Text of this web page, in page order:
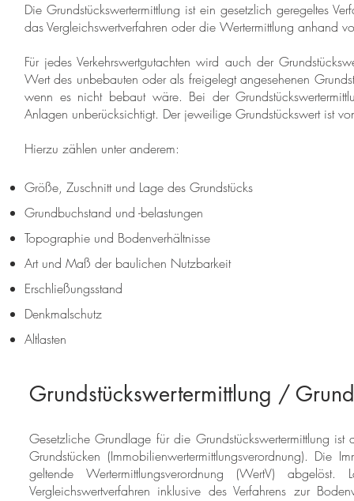
Die Grundstückswertermittlung ist ein gesetzlich geregeltes
das Vergleichswertverfahren oder die Wertermittlung anhand
Für jedes Verkehrswertgutachten wird auch der
Wert des unbebauten oder als freigelegt angesehenen
wenn es nicht bebaut wäre. Bei der
Anlagen unberücksichtigt. Der jeweilige Grundstückswert ist
Hierzu zählen unter anderem:
Größe, Zuschnitt und Lage des Grundstücks
Grundbuchstand und -belastungen
Topographie und Bodenverhältnisse
Art und Maß der baulichen Nutzbarkeit
Erschließungsstand
Denkmalschutz
Altlasten
Grundstückswertermittlung /
Gesetzliche Grundlage für die Grundstückswertermittlung
Grundstücken (Immobilienwertermittlungsverordnung).
geltende Wertermittlungsverordnung (WertV)
Vergleichswertverfahren inklusive des Verfahrens zur